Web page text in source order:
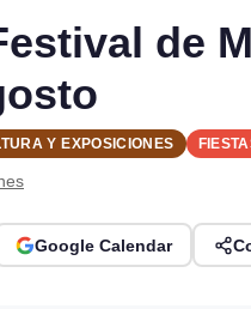
de
Y EXPOSICIONES
Google Calendar